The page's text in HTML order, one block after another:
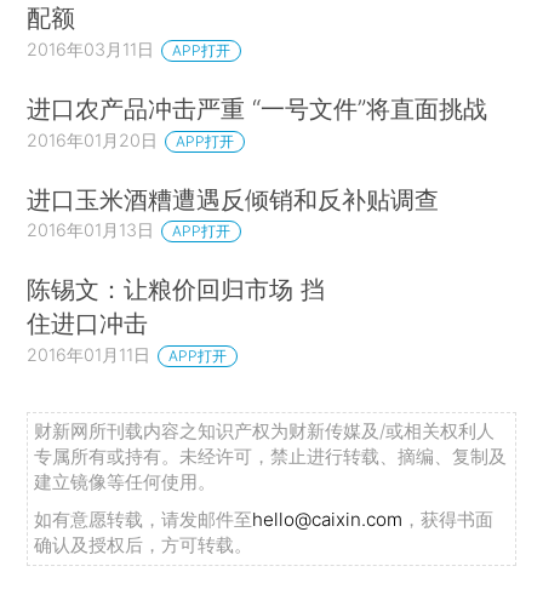
配额
2016年03月11日 APP打开
进口农产品冲击严重 “一号文件”将直面挑战
2016年01月20日 APP打开
进口玉米酒糟遭遇反倾销和反补贴调查
2016年01月13日 APP打开
陈锡文：让粮价回归市场 挡
住进口冲击
2016年01月11日 APP打开
财新网所刊载内容之知识产权为财新传媒及/或相关权利人
专属所有或持有。未经许可，禁止进行转载、摘编、复制及
建立镜像等任何使用。
如有意愿转载，请发邮件至hello@caixin.com ，获得书面
确认及授权后，方可转载。